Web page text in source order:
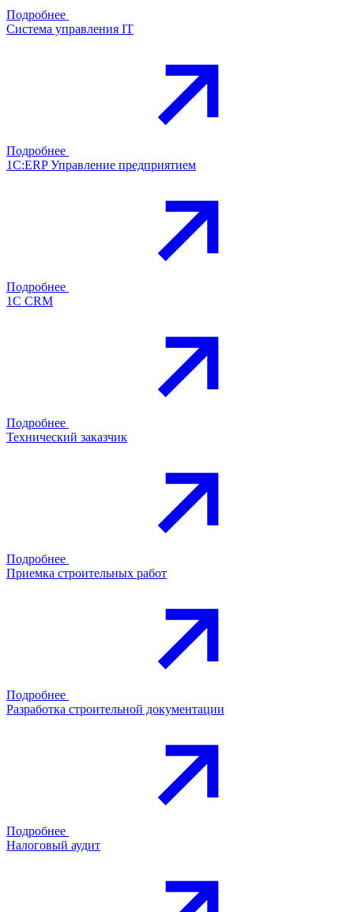
Подробнее
Система управления IT
Подробнее
1С:ERP Управление предприятием
Подробнее
1С CRM
Подробнее
Технический заказчик
Подробнее
Приемка строительных работ
Подробнее
Разработка строительной документации
Подробнее
Налоговый аудит